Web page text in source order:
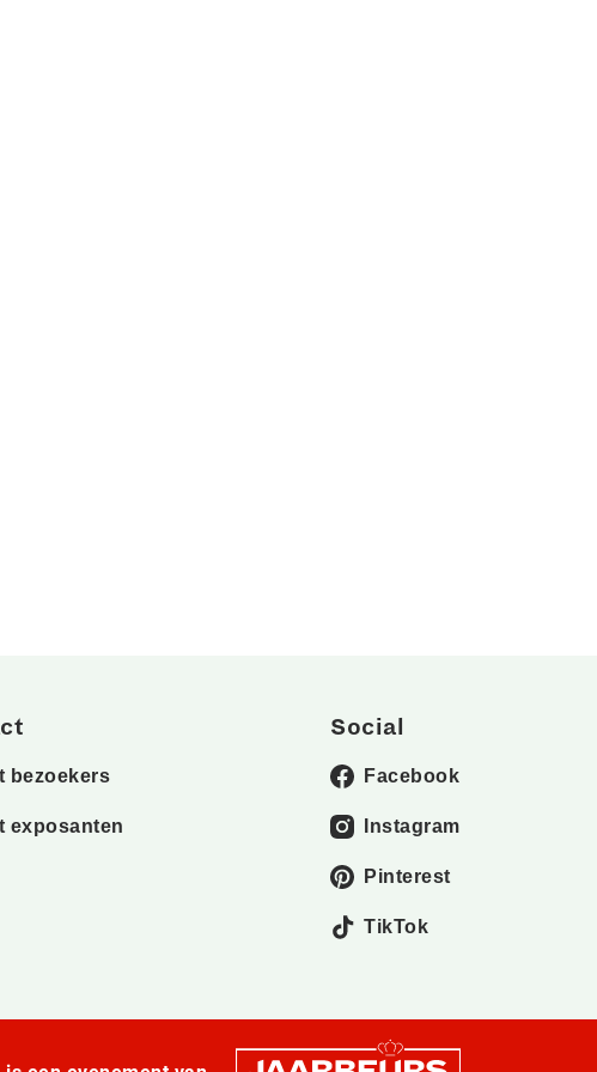
bezoekers
exposanten
Social
Facebook
Instagram
Pinterest
TikTok